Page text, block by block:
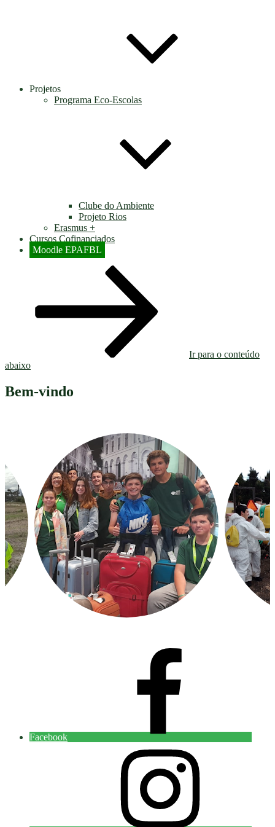
Projetos
Programa Eco-Escolas
Clube do Ambiente
Projeto Rios
Erasmus +
Cursos Cofinanciados
Moodle EPAFBL
Ir para o conteúdo
abaixo
Bem-vindo
Facebook